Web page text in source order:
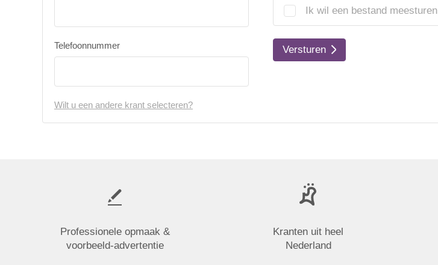
Telefoonnummer
Ik wil een bestand meesturen
Versturen
Wilt u een andere krant selecteren?
Professionele opmaak &
voorbeeld-advertentie
Kranten uit heel
Nederland